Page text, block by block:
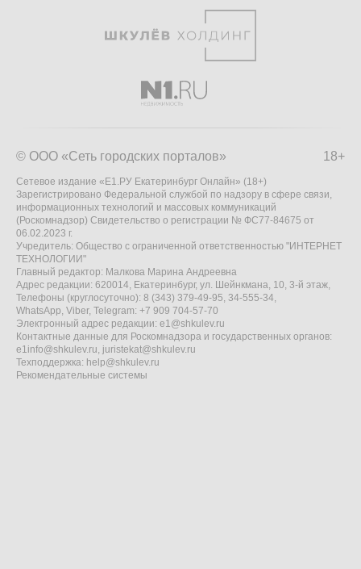
18+
© ООО «Сеть городских порталов»
Сетевое издание «Е1.РУ Екатеринбург Онлайн» (18+)
Зарегистрировано Федеральной службой по надзору в сфере связи,
информационных технологий и массовых коммуникаций
(Роскомнадзор) Свидетельство о регистрации № ФС77-84675 от
06.02.2023 г.
Учредитель: Общество с ограниченной ответственностью "ИНТЕРНЕТ
ТЕХНОЛОГИИ"
Главный редактор: Малкова Марина Андреевна
Адрес редакции: 620014, Екатеринбург, ул. Шейнкмана, 10, 3-й этаж,
Телефоны (круглосуточно): 8 (343) 379-49-95, 34-555-34,
WhatsApp, Viber, Telegram: +7 909 704-57-70
Электронный адрес редакции: e1@shkulev.ru
Контактные данные для Роскомнадзора и государственных органов:
e1info@shkulev.ru, juristekat@shkulev.ru
Техподдержка: help@shkulev.ru
Рекомендательные системы